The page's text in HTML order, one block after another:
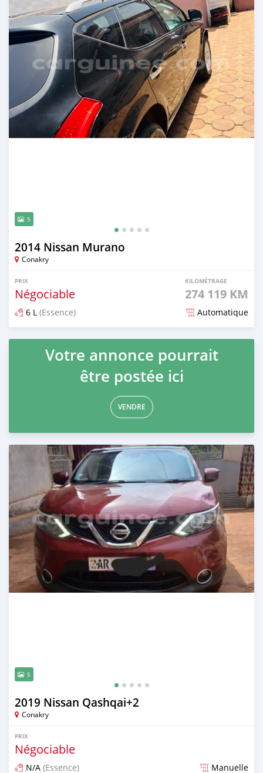
5
2014 Nissan Murano
Conakry
PRIX
Négociable
KILOMÉTRAGE
274 119 KM
6 L (Essence) Automatique
Publié il y a 3 mois
Votre annonce pourrait
être postée ici
VENDRE
5
2019 Nissan Qashqai+2
Conakry
PRIX
Négociable
N/A (Essence) Manuelle